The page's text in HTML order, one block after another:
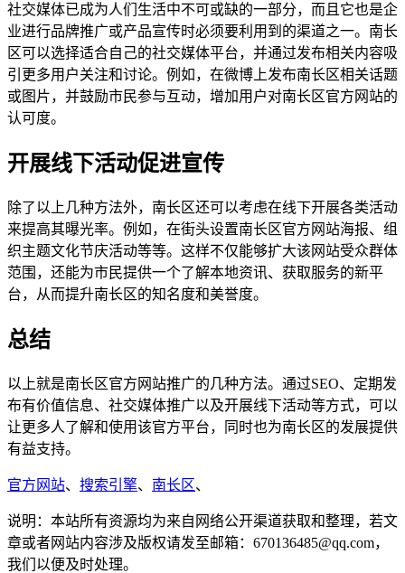
社交媒体已成为人们生活中不可或缺的一部分，而且它也是企
业进行品牌推广或产品宣传时必须要利用到的渠道之一。南长
区可以选择适合自己的社交媒体平台，并通过发布相关内容吸
引更多用户关注和讨论。例如，在微博上发布南长区相关话题
或图片，并鼓励市民参与互动，增加用户对南长区官方网站的
认可度。
开展线下活动促进宣传
除了以上几种方法外，南长区还可以考虑在线下开展各类活动
来提高其曝光率。例如，在街头设置南长区官方网站海报、组
织主题文化节庆活动等等。这样不仅能够扩大该网站受众群体
范围，还能为市民提供一个了解本地资讯、获取服务的新平
台，从而提升南长区的知名度和美誉度。
总结
以上就是南长区官方网站推广的几种方法。通过SEO、定期发
布有价值信息、社交媒体推广以及开展线下活动等方式，可以
让更多人了解和使用该官方平台，同时也为南长区的发展提供
有益支持。
官方网站、 搜索引擎、 南长区、
说明：本站所有资源均为来自网络公开渠道获取和整理，若文
章或者网站内容涉及版权请发至邮箱：670136485@qq.com，
我们以便及时处理。